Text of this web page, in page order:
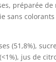
préparée de
sans
(51,8%),
jus de